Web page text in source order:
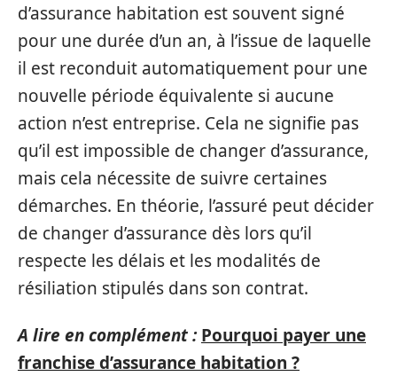
d’assurance habitation est souvent signé
pour une durée d’un an, à l’issue de laquelle
il est reconduit automatiquement pour une
nouvelle période équivalente si aucune
action n’est entreprise. Cela ne signifie pas
qu’il est impossible de changer d’assurance,
mais cela nécessite de suivre certaines
démarches. En théorie, l’assuré peut décider
de changer d’assurance dès lors qu’il
respecte les délais et les modalités de
résiliation stipulés dans son contrat.
A lire en complément : Pourquoi payer une
franchise d’assurance habitation ?